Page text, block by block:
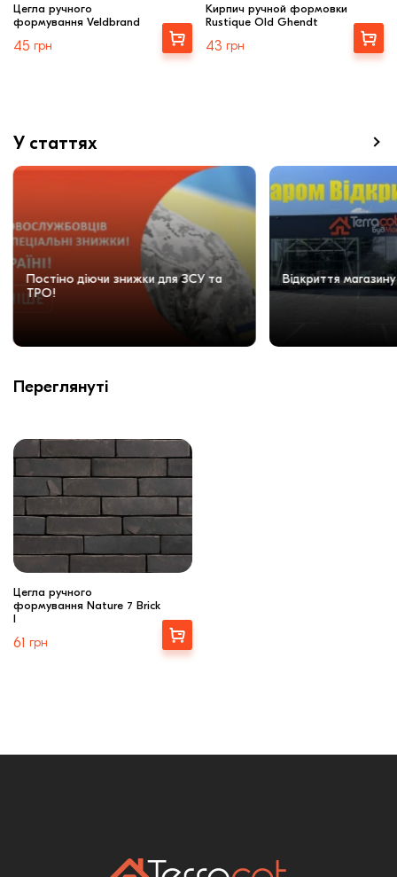
Цегла ручного
формування Veldbrand
45 грн
Купити
Кирпич ручной формовки
Rustique Old Ghendt
43 грн
Вибрати
У статтях
Постіно діючи знижки для ЗСУ та
ТРО!
Відкриття магазину
Переглянуті
Цегла ручного
формування Nature 7 Brick
I
61 грн
Вибрати